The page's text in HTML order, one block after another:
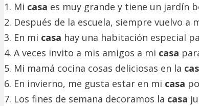
1. Mi casa es muy grande y tiene un jardín
2. Después de la escuela, siempre vuelvo a
3. En mi casa hay una habitación especial
4. A veces invito a mis amigos a mi casa
5. Mi mamá cocina cosas deliciosas en la
6. En invierno, me gusta estar en mi casa
7. Los fines de semana decoramos la casa